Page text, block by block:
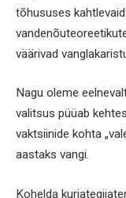
tõhususes
väärivad
Nagu oleme
valitsus püüab
vaktsiinide kohta
aastaks vangi.
Kohelda